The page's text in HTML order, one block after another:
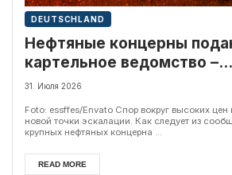
DEUTSCHLAND
Нефтяные концерны
картельное ведомство –
расследованию цен на
31. Июля 2026
Foto: essffes/Envato Спор вокруг высоких цен
новой точки эскалации. Как следует из
крупных нефтяных концерна ...
READ MORE